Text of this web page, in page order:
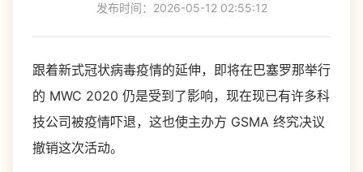
发布时间：2026-05-12 02:55:12
跟着新式冠状病毒疫情的延伸，即将在巴塞罗那举行
的 MWC 2020 仍是受到了影响，现在现已有许多科
技公司被疫情吓退，这也使主办方 GSMA 终究决议
撤销这次活动。